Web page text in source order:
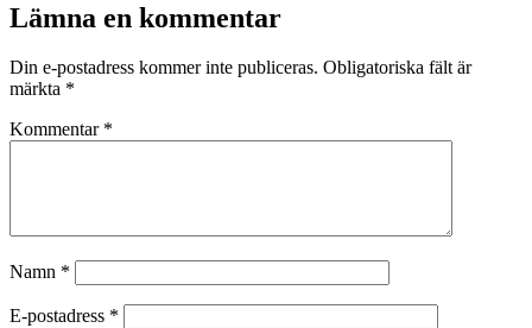
Lämna en kommentar
Din e-postadress kommer inte publiceras. Obligatoriska fält är
märkta *
Kommentar *
Namn *
E-postadress *